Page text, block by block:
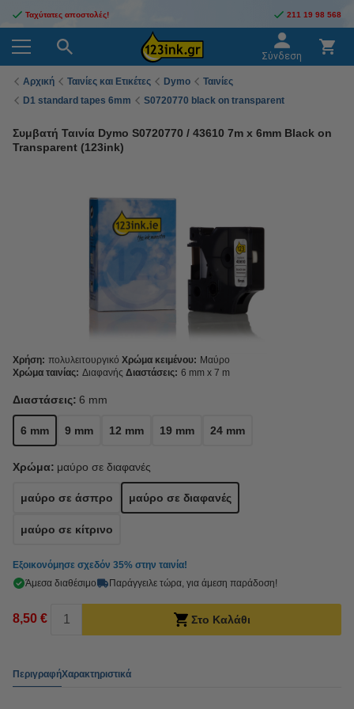
Ταχύτατες αποστολές! 211 19 98 568
Σύνδεση
Αρχική Ταινίες και Ετικέτες Dymo
Ταινίες
D1 standard tapes 6mm
S0720770 black on transparent
Συμβατή Ταινία Dymo S0720770 / 43610 7m x 6mm Black on
Transparent (123ink)
Χρήση: πολυλειτουργικό Χρώμα κειμένου: Μαύρο
Χρώμα ταινίας: Διαφανής Διαστάσεις: 6 mm x 7 m
Διαστάσεις: 6 mm
6 mm 9 mm 12 mm 19 mm 24 mm
Χρώμα: μαύρο σε διαφανές
μαύρο σε άσπρο μαύρο σε διαφανές
μαύρο σε κίτρινο
Εξοικονόμησε σχεδόν 35% στην ταινία!
Άμεσα διαθέσιμο
Παράγγειλε τώρα, για άμεση παράδοση!
8,50 € Στο Καλάθι
ΠεριγραφήΧαρακτηριστικά